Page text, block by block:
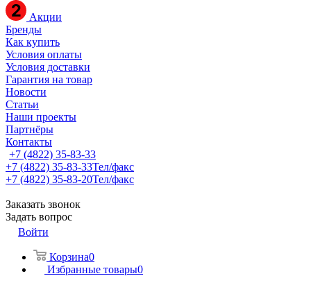
Акции
Бренды
Как купить
Условия оплаты
Условия доставки
Гарантия на товар
Новости
Статьи
Наши проекты
Партнёры
Контакты
+7 (4822) 35-83-33
+7 (4822) 35-83-33Тел/факс
+7 (4822) 35-83-20Тел/факс
Заказать звонок
Задать вопрос
Войти
Корзина0
Избранные товары0